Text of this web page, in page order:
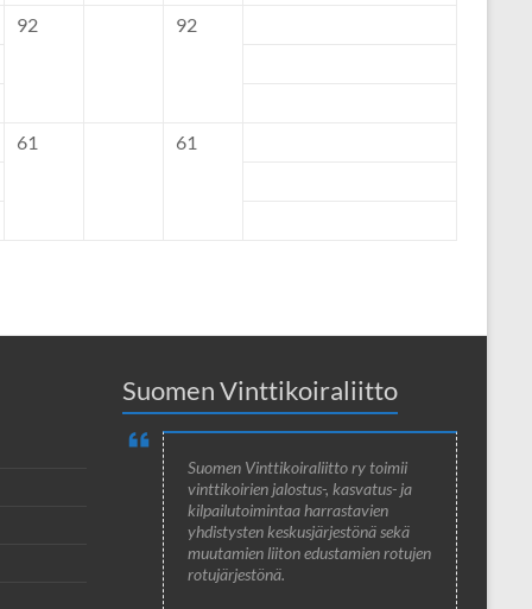
92 92
61 61
Suomen Vinttikoiraliitto
Suomen Vinttikoiraliitto ry toimii
vinttikoirien jalostus-, kasvatus- ja
kilpailutoimintaa harrastavien
yhdistysten keskusjärjestönä sekä
muutamien liiton edustamien rotujen
rotujärjestönä.